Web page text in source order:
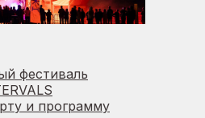
фестиваль
и программу